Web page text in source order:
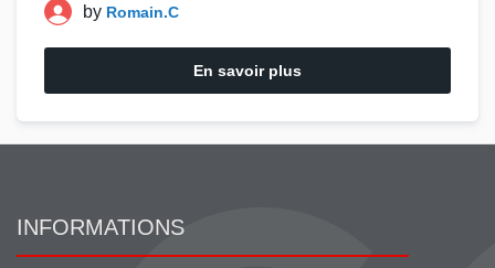
by Romain.C
En savoir plus
INFORMATIONS